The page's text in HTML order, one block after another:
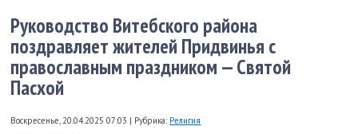
Руководство Витебского района
поздравляет жителей Придвинья с
православным праздником — Святой
Пасхой
Воскресенье, 20.04.2025 07:03 | Рубрика: Религия